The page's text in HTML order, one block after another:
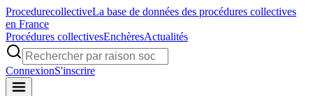
ProcedurecollectiveLa base de données des procédures collectives
en France
Procédures collectivesEnchèresActualités
ConnexionS'inscrire